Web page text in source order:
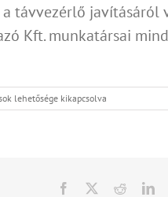
távvezérlő javításáról
Kft. munkatársai
lehetősége kikapcsolva
Facebook Reddit